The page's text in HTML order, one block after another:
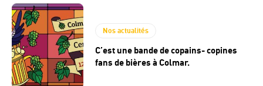
Nos actualités
C’est une bande de copains- copines
fans de bières à Colmar.